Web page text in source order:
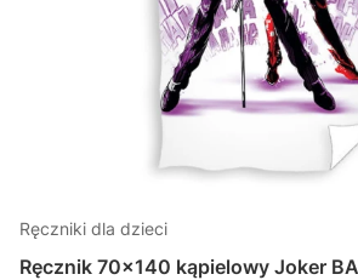
Ręczniki dla dzieci
Ręcznik 70x140 kąpielowy Joker